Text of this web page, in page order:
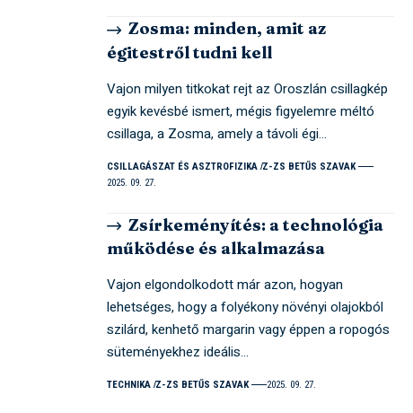
Zosma: minden, amit az
égitestről tudni kell
Vajon milyen titkokat rejt az Oroszlán csillagkép
egyik kevésbé ismert, mégis figyelemre méltó
csillaga, a Zosma, amely a távoli égi…
CSILLAGÁSZAT ÉS ASZTROFIZIKA Z-ZS BETŰS SZAVAK
2025. 09. 27.
Zsírkeményítés: a technológia
működése és alkalmazása
Vajon elgondolkodott már azon, hogyan
lehetséges, hogy a folyékony növényi olajokból
szilárd, kenhető margarin vagy éppen a ropogós
süteményekhez ideális…
TECHNIKA Z-ZS BETŰS SZAVAK 2025. 09. 27.